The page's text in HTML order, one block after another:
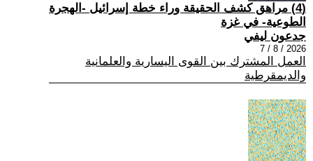
(4) مراهق كشف الحقيقة وراء خطة إسرائيل -الهجرة
الطوعية- في غزة
جدعون ليفي
2026 / 8 / 7
العمل المشترك بين القوى اليسارية والعلمانية
والديمقرطية